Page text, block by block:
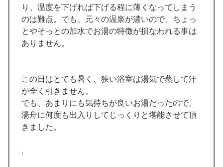
り、温度を下げれば下げる程に薄くなってしまう
のは難点。でも、元々の温泉が濃いので、ちょっ
とやそっとの加水でお湯の特徴が損なわれる事は
ありません。
この日はとても暑く、狭い浴室は湯気で蒸して汗
が全く引きません。
でも、あまりにも気持ちが良いお湯だったので、
湯舟に何度も出入りしてじっくりと堪能させて頂
きました。
.